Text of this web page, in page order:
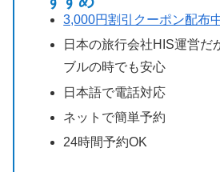
3,000円割引クーポン配布
日本の旅行会社HIS運営だ
ブルの時でも安心
日本語で電話対応
ネットで簡単予約
24時間予約OK